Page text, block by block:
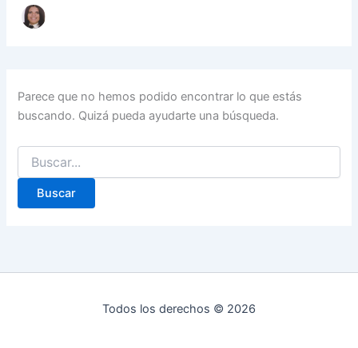
Parece que no hemos podido encontrar lo que estás
buscando. Quizá pueda ayudarte una búsqueda.
Buscar
por:
Todos los derechos © 2026